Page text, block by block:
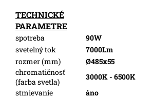
TECHNICKÉ
PARAMETRE
spotreba
90W
svetelný tok
7000Lm
rozmer (mm)
Ø485x55
chromatičnosť
(farba svetla)
3000K - 6500K
stmievanie
áno